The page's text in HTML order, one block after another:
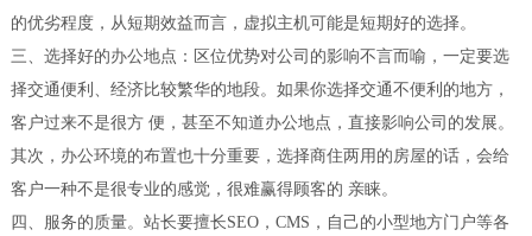
的优劣程度，从短期效益而言，虚拟主机可能是短期好的选择。
三、选择好的办公地点：区位优势对公司的影响不言而喻，一定要选
择交通便利、经济比较繁华的地段。如果你选择交通不便利的地方，
客户过来不是很方 便，甚至不知道办公地点，直接影响公司的发展。
其次，办公环境的布置也十分重要，选择商住两用的房屋的话，会给
客户一种不是很专业的感觉，很难赢得顾客的 亲睐。
四、服务的质量。站长要擅长SEO，CMS，自己的小型地方门户等各